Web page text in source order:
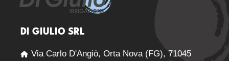
DI GIULIO SRL
Via Carlo D'Angiò, Orta Nova (FG), 71045